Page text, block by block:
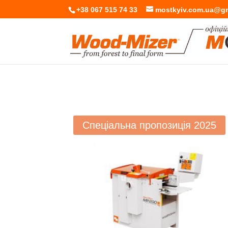
+38 067 515 74 33
Спеціальна пропозиція 2025